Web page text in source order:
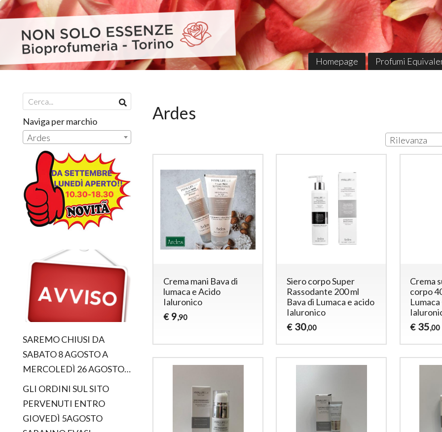
Homepage Profumi
Ardes
Rilevanza
Crema mani Bava di
lumaca e Acido
Ialuronico
€ 9,90
Siero corpo Super
Rassodante 200 ml
Bava di Lumaca e acido
Ialuronico
€ 30,00
Crema
corpo
€ 35,00
Naviga per marchio
Ardes
SAREMO CHIUSI DA
SABATO 8 AGOSTO A
MERCOLEDÌ 26 AGOSTO…
GLI ORDINI SUL SITO
PERVENUTI ENTRO
GIOVEDÌ 5AGOSTO